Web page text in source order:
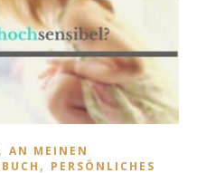
, AN MEINEN
, PERSÖNLICHES